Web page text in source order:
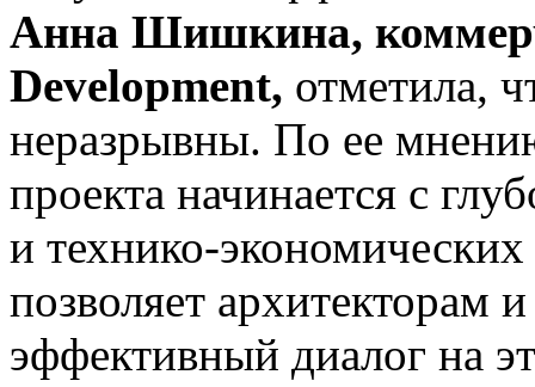
Анна Шишкина,
Development, отметила,
неразрывны. По ее
проекта начинается с
и технико-
позволяет архитекторам
эффективный диалог на